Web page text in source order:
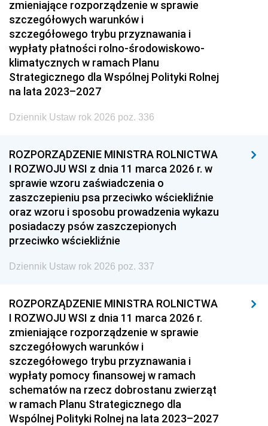
zmieniające rozporządzenie w sprawie
szczegółowych warunków i
szczegółowego trybu przyznawania i
wypłaty płatności rolno-środowiskowo-
klimatycznych w ramach Planu
Strategicznego dla Wspólnej Polityki Rolnej
na lata 2023–2027
Dziennik Ustaw rok 2026 poz. 336
ROZPORZĄDZENIE MINISTRA ROLNICTWA
I ROZWOJU WSI z dnia 11 marca 2026 r. w
sprawie wzoru zaświadczenia o
zaszczepieniu psa przeciwko wściekliźnie
oraz wzoru i sposobu prowadzenia wykazu
posiadaczy psów zaszczepionych
przeciwko wściekliźnie
Dziennik Ustaw rok 2026 poz. 337
ROZPORZĄDZENIE MINISTRA ROLNICTWA
I ROZWOJU WSI z dnia 11 marca 2026 r.
zmieniające rozporządzenie w sprawie
szczegółowych warunków i
szczegółowego trybu przyznawania i
wypłaty pomocy finansowej w ramach
schematów na rzecz dobrostanu zwierząt
w ramach Planu Strategicznego dla
Wspólnej Polityki Rolnej na lata 2023–2027